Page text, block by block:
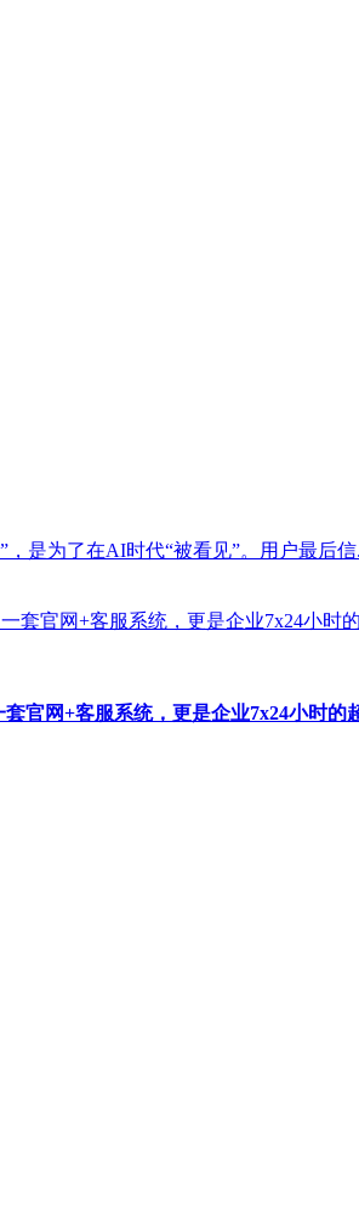
是为了在AI时代“被看见”。用户最后信
官网+客服系统，更是企业7x24小时的